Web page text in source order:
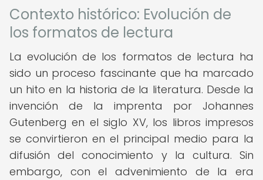
Contexto histórico: Evolución de
los formatos de lectura
La evolución de los formatos de lectura ha
sido un proceso fascinante que ha marcado
un hito en la historia de la literatura. Desde la
invención de la imprenta por Johannes
Gutenberg en el siglo XV, los libros impresos
se convirtieron en el principal medio para la
difusión del conocimiento y la cultura. Sin
embargo, con el advenimiento de la era